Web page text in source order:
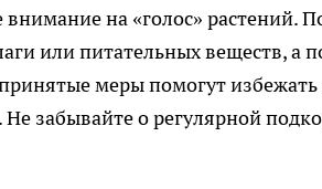
на «голос» растений.
или питательных веществ, а
меры помогут
забывайте о регулярной